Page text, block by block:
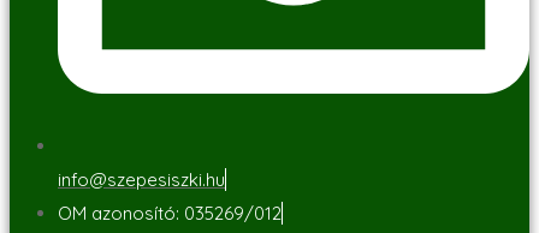
info@szepesiszki.hu
OM azonosító: 035269/012